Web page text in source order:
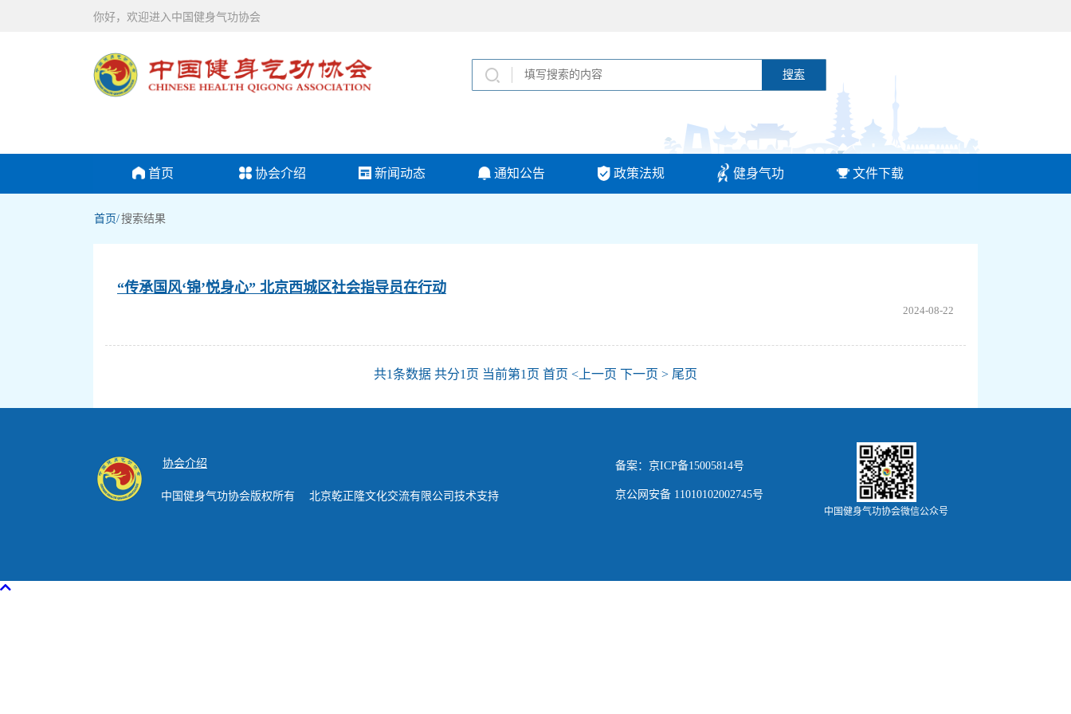
你好，欢迎进入中国健身气功协会
搜索
首页 协会介绍 新闻动态 通知公告 政策法规 健身气功 文件下载
首页/搜索结果
“传承国风‘锦’悦身心” 北京西城区社会指导员在行动
2024-08-22
共1条数据 共分1页 当前第1页 首页 <上一页 下一页 > 尾页
协会介绍
中国健身气功协会版权所有 北京乾正隆文化交流有限公司技术支持
备案：京ICP备15005814号
京公网安备 11010102002745号
中国健身气功协会微信公众号